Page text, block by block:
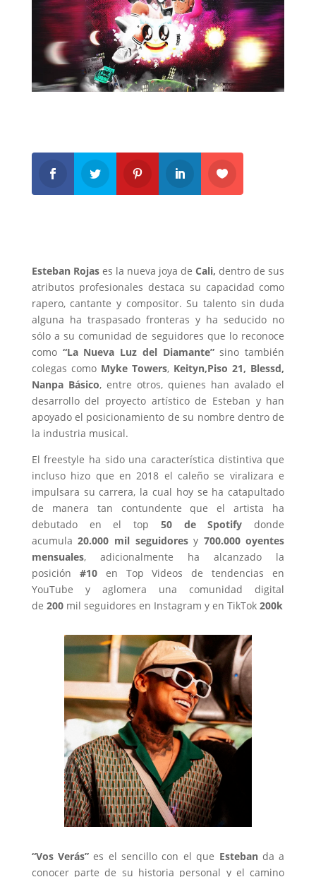
Esteban Rojases la nueva joya deCali, dentro de sus
atributos profesionales destaca su capacidad como
rapero, cantante y compositor. Su talento sin duda
alguna ha traspasado fronteras y ha seducido no
sólo a su comunidad de seguidores que lo reconoce
como “La Nueva Luz del Diamante”sino también
colegas como Myke Towers, Keityn,Piso 21, Blessd,
Nanpa Básico, entre otros, quienes han avalado el
desarrollo del proyecto artístico de Esteban y han
apoyado el posicionamiento de su nombre dentro de
la industria musical.
El freestyle ha sido una característica distintiva que
incluso hizo que en 2018 el caleño se viralizara e
impulsara su carrera, la cual hoy se ha catapultado
de manera tan contundente que el artista ha
debutado en el top 50 de Spotify donde
acumula20.000 mil seguidoresy 700.000 oyentes
mensuales, adicionalmente ha alcanzado la
posición #10en Top Videos de tendencias en
YouTube y aglomera una comunidad digital
de 200 mil seguidores en Instagram y en TikTok 200k
“Vos Verás” es el sencillo con el que Esteban da a
conocer parte de su historia personal y el camino